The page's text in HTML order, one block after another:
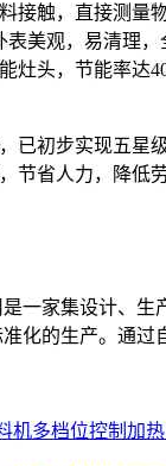
接触，直接测量
表美观，易清理
灶头，节能率达
已初步实现五星
节省人力，降低
家集设计、生产
化的生产。通过
机多档位控制加